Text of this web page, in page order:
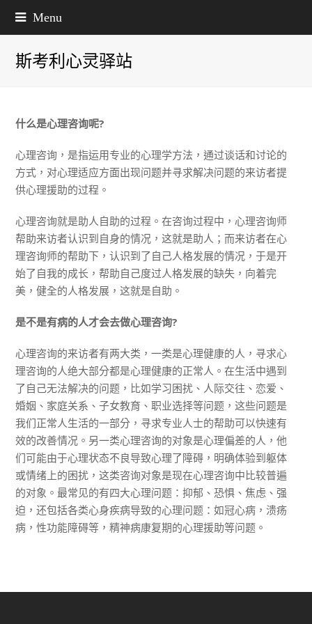
Menu
斯考利心灵驿站
什么是心理咨询呢?
心理咨询，是指运用专业的心理学方法，通过谈话和讨论的
方式，对心理适应方面出现问题并寻求解决问题的来访者提
供心理援助的过程。
心理咨询就是助人自助的过程。在咨询过程中，心理咨询师
帮助来访者认识到自身的情况，这就是助人；而来访者在心
理咨询师的帮助下，认识到了自己人格发展的情况，于是开
始了自我的成长，帮助自己度过人格发展的缺失，向着完
美，健全的人格发展，这就是自助。
是不是有病的人才会去做心理咨询?
心理咨询的来访者有两大类，一类是心理健康的人，寻求心
理咨询的人绝大部分都是心理健康的正常人。在生活中遇到
了自己无法解决的问题，比如学习困扰、人际交往、恋爱、
婚姻、家庭关系、子女教育、职业选择等问题，这些问题是
我们正常人生活的一部分，寻求专业人士的帮助可以快速有
效的改善情况。另一类心理咨询的对象是心理偏差的人，他
们可能由于心理状态不良导致心理了障碍，明确体验到躯体
或情绪上的困扰，这类咨询对象是现在心理咨询中比较普遍
的对象。最常见的有四大心理问题：抑郁、恐惧、焦虑、强
迫，还包括各类心身疾病导致的心理问题：如冠心病，溃疡
病，性功能障碍等，精神病康复期的心理援助等问题。